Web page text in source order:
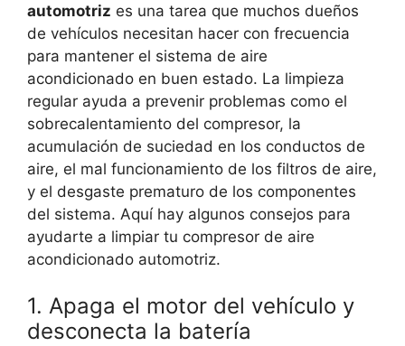
automotriz es una tarea que muchos dueños
de vehículos necesitan hacer con frecuencia
para mantener el sistema de aire
acondicionado en buen estado. La limpieza
regular ayuda a prevenir problemas como el
sobrecalentamiento del compresor, la
acumulación de suciedad en los conductos de
aire, el mal funcionamiento de los filtros de aire,
y el desgaste prematuro de los componentes
del sistema. Aquí hay algunos consejos para
ayudarte a limpiar tu compresor de aire
acondicionado automotriz.
1. Apaga el motor del vehículo y
desconecta la batería